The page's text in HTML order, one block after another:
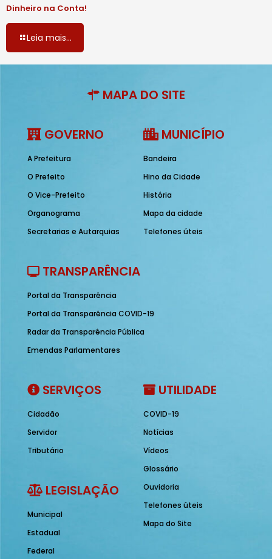
Dinheiro na Conta!
Leia mais...
MAPA DO SITE
GOVERNO
A Prefeitura
O Prefeito
O Vice-Prefeito
Organograma
Secretarias e Autarquias
MUNICÍPIO
Bandeira
Hino da Cidade
História
Mapa da cidade
Telefones úteis
TRANSPARÊNCIA
Portal da Transparência
Portal da Transparência COVID-19
Radar da Transparência Pública
Emendas Parlamentares
SERVIÇOS
Cidadão
Servidor
Tributário
LEGISLAÇÃO
Municipal
Estadual
Federal
UTILIDADE
COVID-19
Notícias
Vídeos
Glossário
Ouvidoria
Telefones úteis
Mapa do Site